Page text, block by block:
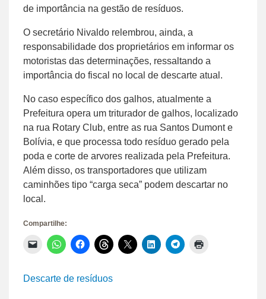
de importância na gestão de resíduos.
O secretário Nivaldo relembrou, ainda, a
responsabilidade dos proprietários em informar os
motoristas das determinações, ressaltando a
importância do fiscal no local de descarte atual.
No caso específico dos galhos, atualmente a
Prefeitura opera um triturador de galhos, localizado
na rua Rotary Club, entre as rua Santos Dumont e
Bolívia, e que processa todo resíduo gerado pela
poda e corte de arvores realizada pela Prefeitura.
Além disso, os transportadores que utilizam
caminhões tipo “carga seca” podem descartar no
local.
Compartilhe:
Clique
para
por
Clique
para
WhatsApp(abre
em
Clique
para
Facebook(abre
em
Clique
para
em
Clique
para
Clique
para
Clique
para
Descarte de resíduos